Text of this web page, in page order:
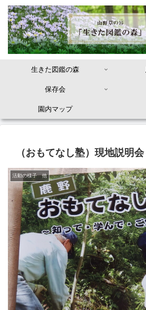
生きた図鑑の森
保存会
園内マップ
（おもてなし塾）現地説明会
活動の様子 他